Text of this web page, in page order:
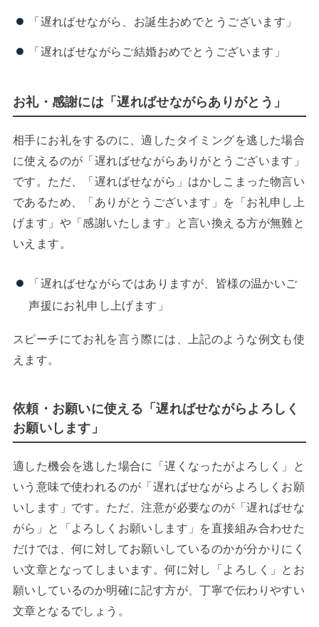
「遅ればせながら、お誕生おめでとうございます」
「遅ればせながらご結婚おめでとうございます」
お礼・感謝には「遅ればせながらありがとう」
相手にお礼をするのに、適したタイミングを逃した場合
に使えるのが「遅ればせながらありがとうございます」
です。ただ、「遅ればせながら」はかしこまった物言い
であるため、「ありがとうございます」を「お礼申し上
げます」や「感謝いたします」と言い換える方が無難と
いえます。
「遅ればせながらではありますが、皆様の温かいご
声援にお礼申し上げます」
スピーチにてお礼を言う際には、上記のような例文も使
えます。
依頼・お願いに使える「遅ればせながらよろしく
お願いします」
適した機会を逃した場合に「遅くなったがよろしく」と
いう意味で使われるのが「遅ればせながらよろしくお願
いします」です。ただ、注意が必要なのが「遅ればせな
がら」と「よろしくお願いします」を直接組み合わせた
だけでは、何に対してお願いしているのかが分かりにく
い文章となってしまいます。何に対し「よろしく」とお
願いしているのか明確に記す方が、丁寧で伝わりやすい
文章となるでしょう。